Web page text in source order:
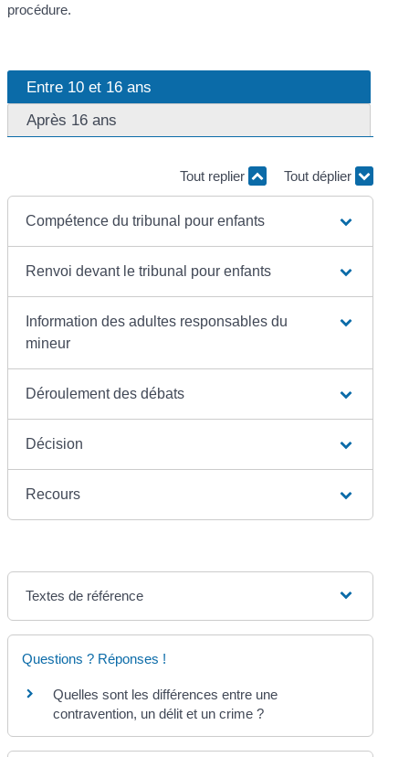
procédure.
Entre 10 et 16 ans
Après 16 ans
Tout replier Tout déplier
Compétence du tribunal pour enfants
Renvoi devant le tribunal pour enfants
Information des adultes responsables du
mineur
Déroulement des débats
Décision
Recours
Textes de référence
Questions ? Réponses !
Quelles sont les différences entre une
contravention, un délit et un crime ?